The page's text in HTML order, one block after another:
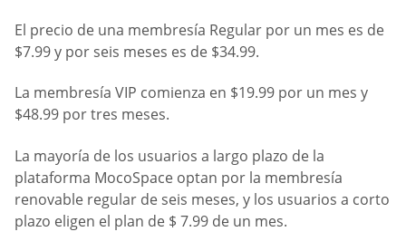
El precio de una membresía Regular por un mes es de
$7.99 y por seis meses es de $34.99.
La membresía VIP comienza en $19.99 por un mes y
$48.99 por tres meses.
La mayoría de los usuarios a largo plazo de la
plataforma MocoSpace optan por la membresía
renovable regular de seis meses, y los usuarios a corto
plazo eligen el plan de $ 7.99 de un mes.